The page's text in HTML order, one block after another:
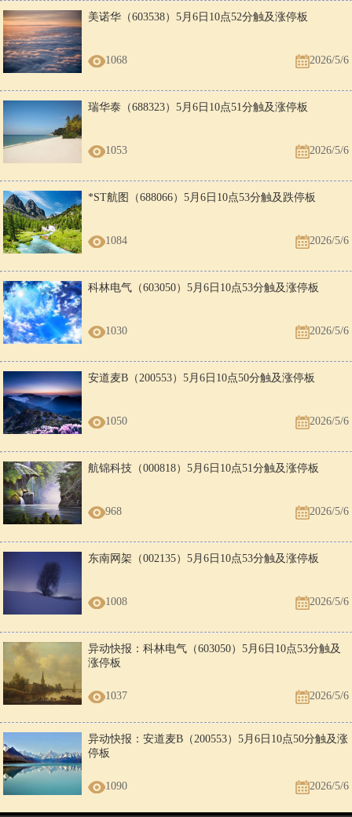
美诺华（603538）5月6日10点52分触及涨停板
1068 2026/5/6
瑞华泰（688323）5月6日10点51分触及涨停板
1053 2026/5/6
*ST航图（688066）5月6日10点53分触及跌停板
1084 2026/5/6
科林电气（603050）5月6日10点53分触及涨停板
1030 2026/5/6
安道麦B（200553）5月6日10点50分触及涨停板
1050 2026/5/6
航锦科技（000818）5月6日10点51分触及涨停板
968 2026/5/6
东南网架（002135）5月6日10点53分触及涨停板
1008 2026/5/6
异动快报：科林电气（603050）5月6日10点53分触及
涨停板
1037 2026/5/6
异动快报：安道麦B（200553）5月6日10点50分触及涨
停板
1090 2026/5/6